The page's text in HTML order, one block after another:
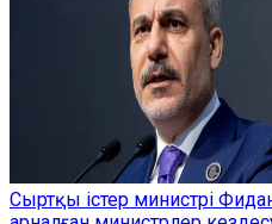
Сыртқы істер министрі